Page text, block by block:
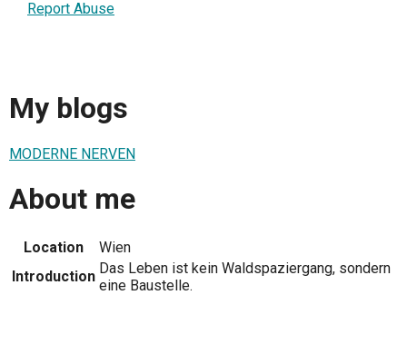
Report Abuse
My blogs
MODERNE NERVEN
About me
Location
Wien
Introduction Das Leben ist kein Waldspaziergang, sondern
eine Baustelle.